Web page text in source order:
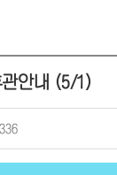
관안내 (5/1)